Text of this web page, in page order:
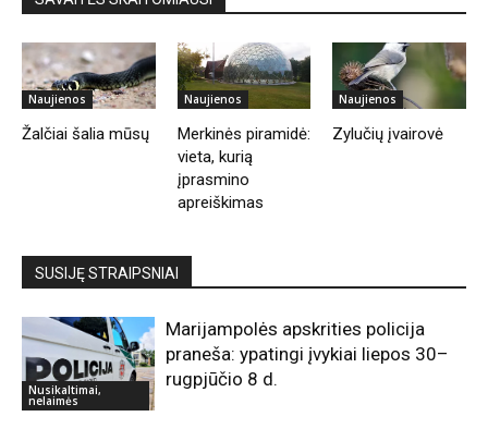
Naujienos
Žalčiai šalia mūsų
Naujienos
Merkinės piramidė:
vieta, kurią
įprasmino
apreiškimas
Naujienos
Zylučių įvairovė
SUSIJĘ STRAIPSNIAI
Nusikaltimai,
nelaimės
Marijampolės apskrities policija
praneša: ypatingi įvykiai liepos 30–
rugpjūčio 8 d.